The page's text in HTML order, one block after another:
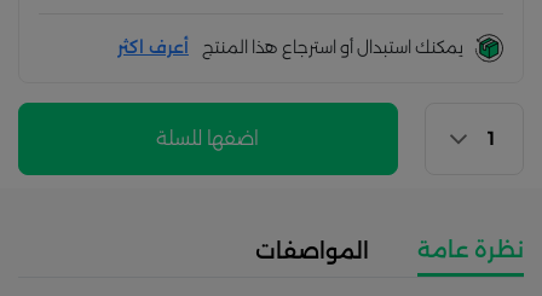
يمكنك استبدال أو استرجاع هذا المنتج أعرف اكثر
اضفها للسلة
نظرة عامة المواصفات